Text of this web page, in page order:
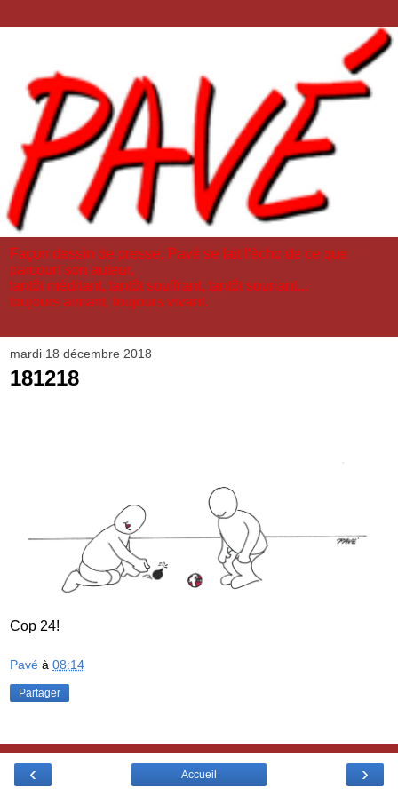
Façon dessin de presse, Pavé se fait l'écho de ce que
parcourt son auteur,
tantôt méditant, tantôt souffrant, tantôt souriant...
toujours aimant, toujours vivant.
mardi 18 décembre 2018
181218
Cop 24!
Pavé à 08:14
Partager
‹ ›
Accueil